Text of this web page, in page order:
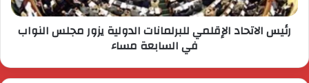
رئيس الاتحاد الإقلمي للبرلمانات الدولية يزور مجلس النواب
في السابعة مساء